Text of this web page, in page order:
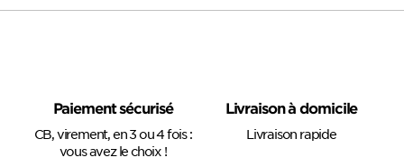
Paiement sécurisé
CB, virement, en 3 ou 4 fois :
vous avez le choix !
Livraison à domicile
Livraison rapide